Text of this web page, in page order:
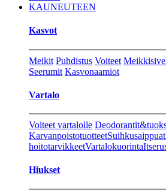
KAUNEUTEEN
Kasvot
Meikit Puhdistus Voiteet
Seerumit Kasvonaamiot
Vartalo
Voiteet vartalolle
KarvanpoistotuotteetSuihkusaippuat
hoitotarvikkeetVartalokuorinta
Hiukset